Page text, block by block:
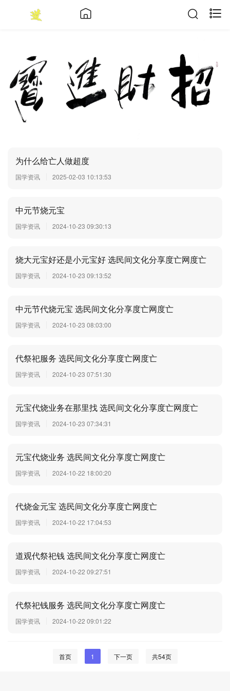
为什么给亡人做超度
国学资讯 2025-02-03 10:13:53
中元节烧元宝
国学资讯 2024-10-23 09:30:13
烧大元宝好还是小元宝好 选民间文化分享度亡网度亡
国学资讯 2024-10-23 09:13:52
中元节代烧元宝 选民间文化分享度亡网度亡
国学资讯 2024-10-23 08:03:00
代祭祀服务 选民间文化分享度亡网度亡
国学资讯 2024-10-23 07:51:30
元宝代烧业务在那里找 选民间文化分享度亡网度亡
国学资讯 2024-10-23 07:34:31
元宝代烧业务 选民间文化分享度亡网度亡
国学资讯 2024-10-22 18:00:20
代烧金元宝 选民间文化分享度亡网度亡
国学资讯 2024-10-22 17:04:53
道观代祭祀钱 选民间文化分享度亡网度亡
国学资讯 2024-10-22 09:27:51
代祭祀钱服务 选民间文化分享度亡网度亡
国学资讯 2024-10-22 09:01:22
首页 1 下一页 共54页